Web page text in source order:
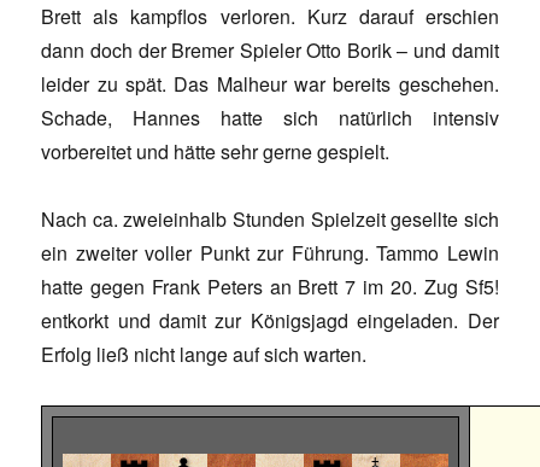
Brett als kampflos verloren. Kurz darauf erschien
dann doch der Bremer Spieler Otto Borik – und damit
leider zu spät. Das Malheur war bereits geschehen.
Schade, Hannes hatte sich natürlich intensiv
vorbereitet und hätte sehr gerne gespielt.
Nach ca. zweieinhalb Stunden Spielzeit gesellte sich
ein zweiter voller Punkt zur Führung. Tammo Lewin
hatte gegen Frank Peters an Brett 7 im 20. Zug Sf5!
entkorkt und damit zur Königsjagd eingeladen. Der
Erfolg ließ nicht lange auf sich warten.